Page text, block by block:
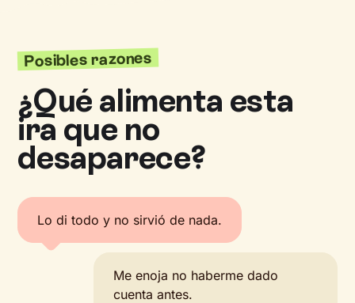
Posibles razones
¿Qué alimenta esta
ira que no
desaparece?
Lo di todo y no sirvió de nada.
Me enoja no haberme dado
cuenta antes.